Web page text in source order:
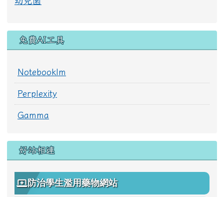
幼兒園
免費AI工具
Notebooklm
Perplexity
Gamma
好站相連
防治學生濫用藥物網站